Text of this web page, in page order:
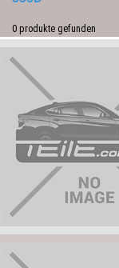
0 produkte gefunden